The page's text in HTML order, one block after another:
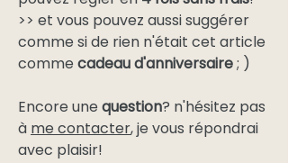
>> et vous pouvez aussi suggérer
comme si de rien n'était cet article
comme cadeau d'anniversaire; )
Encore une question? n'hésitez pas
à me contacter, je vous répondrai
avec plaisir!